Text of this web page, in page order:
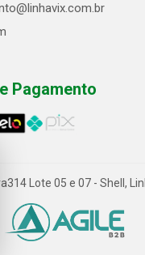
Pagamento
Lote 05 e 07 - Shell,